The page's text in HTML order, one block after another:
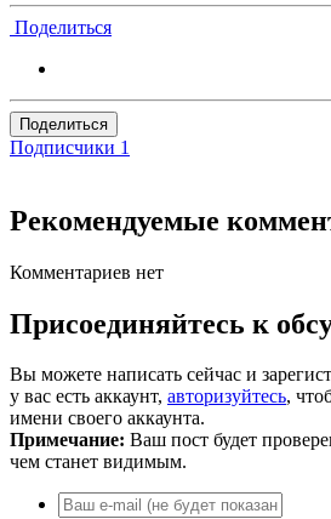
Поделиться
Поделиться
Подписчики 1
Рекомендуемые
Комментариев нет
Присоединяйтесь к
Вы можете написать сейчас и
у вас есть аккаунт, авторизуйтесь,
имени своего аккаунта.
Примечание: Ваш пост будет
чем станет видимым.